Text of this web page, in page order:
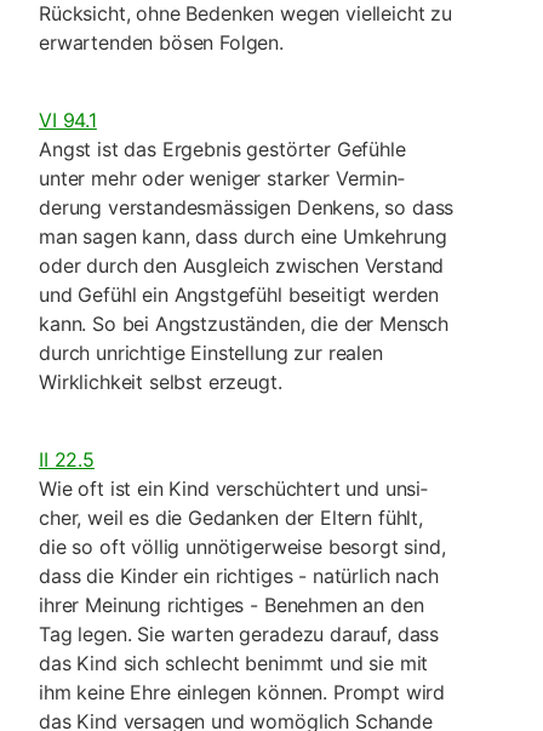
Rücksicht, ohne Bedenken wegen vielleicht zu
erwartenden bösen Folgen.
VI 94.1
Angst ist das Ergebnis gestörter Gefühle
unter mehr oder weniger starker Vermin­
derung verstandes­mässigen Denkens, so dass
man sagen kann, dass durch eine Um­keh­rung
oder durch den Ausgleich zwischen Verstand
und Gefühl ein Angstgefühl beseitigt werden
kann. So bei Angstzuständen, die der Mensch
durch unrichtige Ein­stellung zur realen
Wirklichkeit selbst erzeugt.
II 22.5
Wie oft ist ein Kind verschüchtert und unsi­
cher, weil es die Gedanken der Eltern fühlt,
die so oft völlig unnöti­gerweise besorgt sind,
dass die Kinder ein richti­ges - natürlich nach
ihrer Meinung richtiges - Benehmen an den
Tag legen. Sie warten geradezu darauf, dass
das Kind sich schlecht benimmt und sie mit
ihm keine Ehre einlegen können. Prompt wird
das Kind ver­sagen und womöglich Schande